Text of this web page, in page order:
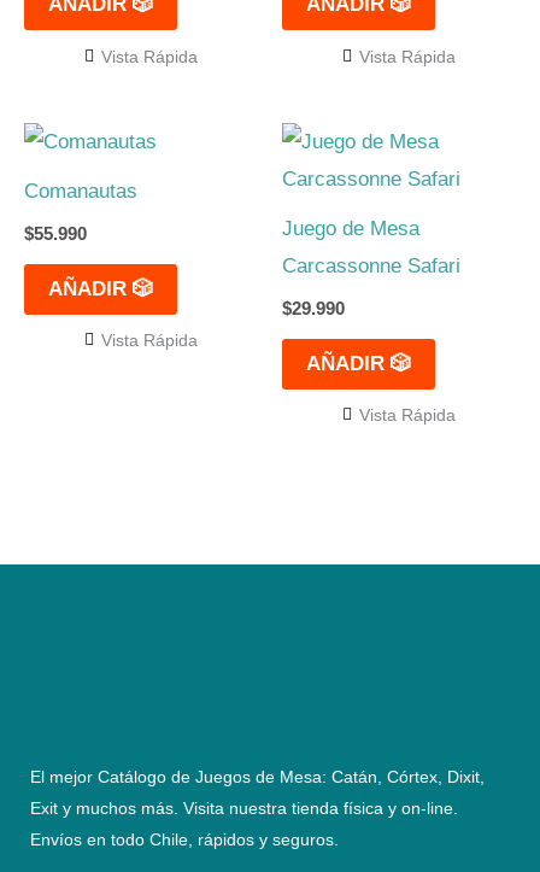
Vista Rápida Vista Rápida
Comanautas
$55.990
AÑADIR 🎲
Vista Rápida
Juego de Mesa
Carcassonne Safari
$29.990
AÑADIR 🎲
Vista Rápida
El mejor Catálogo de Juegos de Mesa: Catán, Córtex, Dixit,
Exit y muchos más. Visita nuestra tienda física y on-line.
Envíos en todo Chile, rápidos y seguros.